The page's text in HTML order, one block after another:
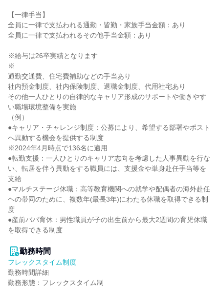
【一律手当】
全員に一律で支払われる通勤・皆勤・家族手当金額：あり
全員に一律で支払われるその他手当金額：あり
※給与は26卒実績となります
※
通勤交通費、住宅費補助などの手当あり
社内預金制度、社内保険制度、退職金制度、代用社宅あり
その他一人ひとりの自律的なキャリア形成のサポートや働きやす
い職場環境整備を実施
（例）
●キャリア・チャレンジ制度：公募により、希望する部署やポスト
へ異動する機会を提供する制度
※2024年4月時点で136名に適用
●転勤支援：一人ひとりのキャリア志向を考慮した人事異動を行な
い、転居を伴う異動をする職員には、支援金や単身赴任手当等を
支給
●マルチステージ休職：高等教育機関への就学や配偶者の海外赴任
ヘの帯同のために、複数年(最長3年)にわたる休職を取得できる制
度
●産前パパ育休：男性職員が子の出生前から最大2週間の育児休職
を取得できる制度
勤務時間
フレックスタイム制度
勤務時間詳細
勤務形態：フレックスタイム制